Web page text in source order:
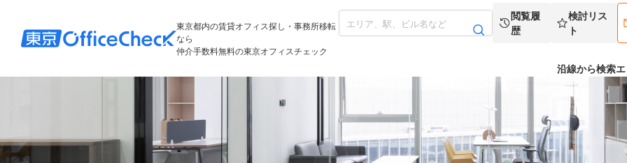
東京都内の賃貸オフィス探し・事務所移転
なら
仲介手数料無料の東京オフィスチェック
閲覧履
歴
検討リス
ト
沿線から検索